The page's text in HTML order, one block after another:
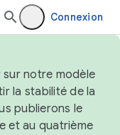
Connexion
notre modèle
la stabilité de la
publierons le
et au quatrième